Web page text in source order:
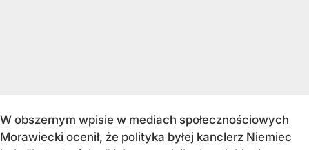
W obszernym wpisie w mediach społecznościowych
Morawiecki ocenił, że polityka byłej kanclerz Niemiec